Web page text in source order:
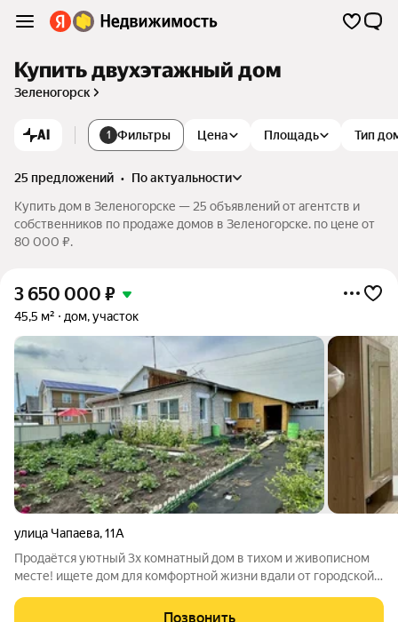
Купить двухэтажный дом
Зеленогорск
AI 1 Фильтры Цена Площадь Тип
25 предложений •
по актуальности
Купить дом в Зеленогорске — 25 объявлений от агентств и
собственников по продаже домов в Зеленогорске. по цене от
80 000 ₽.
3 650 000 ₽
45,5 м² дом, участок
улица Чапаева,11А
Продаётся уютный 3х комнатный дом в тихом и живописном
месте! ищете дом для комфортной жизни вдали от городской
дом, расположенный в тихом и уютном месте. Это идеальное
Позвонить